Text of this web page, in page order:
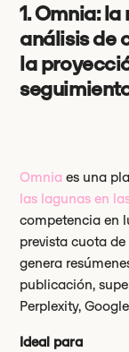
1. Omnia:
análisis de
la
Omnia es una
las lagunas en
competencia en
prevista cuota
genera
publicación,
Perplexity,
Ideal para